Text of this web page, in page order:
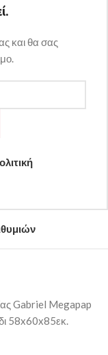
και θα σας
Gabriel Megapap
58x60x85εκ.